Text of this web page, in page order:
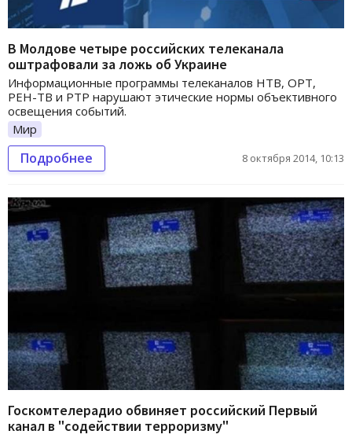
В Молдове четыре российских телеканала
оштрафовали за ложь об Украине
Информационные программы телеканалов НТВ, ОРТ,
РЕН-ТВ и РТР нарушают этические нормы объективного
освещения событий.
Мир
Подробнее 8 октября 2014, 10:13
Госкомтелерадио обвиняет российский Первый
канал в "содействии терроризму"